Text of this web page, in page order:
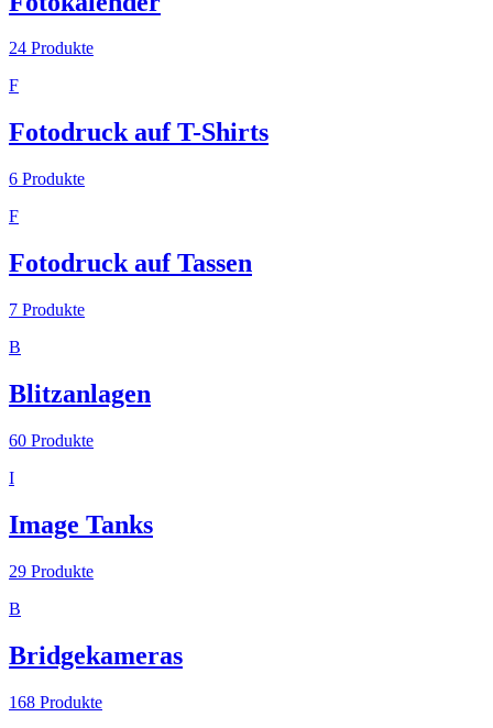
24 Produkte
F
Fotodruck auf T-Shirts
6 Produkte
F
Fotodruck auf Tassen
7 Produkte
B
Blitzanlagen
60 Produkte
I
Image Tanks
29 Produkte
B
Bridgekameras
168 Produkte